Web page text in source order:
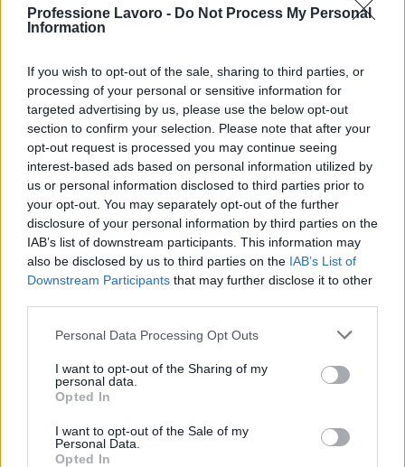
Professione Lavoro - Do Not Process My Personal
Information
If you wish to opt-out of the sale, sharing to third parties, or
processing of your personal or sensitive information for
targeted advertising by us, please use the below opt-out
section to confirm your selection. Please note that after your
opt-out request is processed you may continue seeing
interest-based ads based on personal information utilized by
us or personal information disclosed to third parties prior to
your opt-out. You may separately opt-out of the further
disclosure of your personal information by third parties on the
IAB’s list of downstream participants. This information may
also be disclosed by us to third parties on the IAB’s List of
Downstream Participants that may further disclose it to other
Please note that this website/app uses one or more Google
not limited to your visit or usage behaviour. You may click to
grant or deny consent to Google and its third-party tags to
use your data for below specified purposes in below Google
consent section.
Personal Data Processing Opt Outs
I want to opt-out of the Sharing of my
personal data.
Opted In
I want to opt-out of the Sale of my
Personal Data.
Opted In
La candidatura di Irsina per Capitale Italiana della
Cultura 2029
Susanna Riva · 5 Ago 2026
BREAKING NEWS